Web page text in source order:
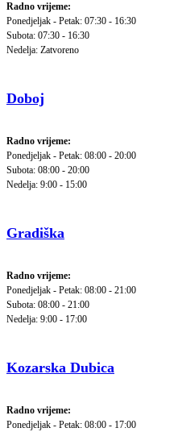
Radno vrijeme:
Ponedjeljak - Petak: 07:30 - 16:30
Subota: 07:30 - 16:30
Nedelja: Zatvoreno
Doboj
Radno vrijeme:
Ponedjeljak - Petak: 08:00 - 20:00
Subota: 08:00 - 20:00
Nedelja: 9:00 - 15:00
Gradiška
Radno vrijeme:
Ponedjeljak - Petak: 08:00 - 21:00
Subota: 08:00 - 21:00
Nedelja: 9:00 - 17:00
Kozarska Dubica
Radno vrijeme:
Ponedjeljak - Petak: 08:00 - 17:00